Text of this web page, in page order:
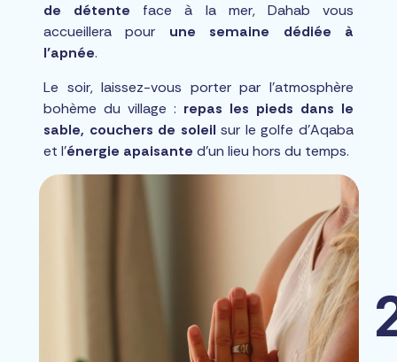
de détente face à la mer, Dahab vous
accueillera pour une semaine dédiée à
l’apnée.
Le soir, laissez-vous porter par l’atmosphère
bohème du village : repas les pieds dans le
sable, couchers de soleil sur le golfe d’Aqaba
et l’énergie apaisante d’un lieu hors du temps.